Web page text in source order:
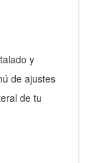
y
de ajustes
de tu